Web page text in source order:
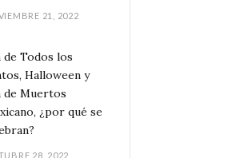
21, 2022
de Todos los
Halloween y
de Muertos
¿por qué se
28, 2022